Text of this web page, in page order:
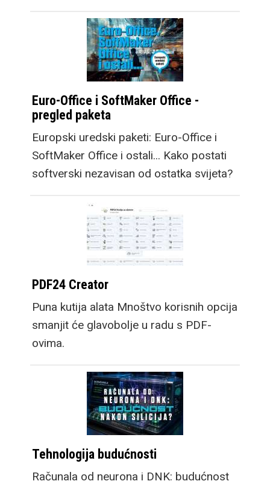
Euro-Office i SoftMaker Office -
pregled paketa
Europski uredski paketi: Euro-Office i
SoftMaker Office i ostali... Kako postati
softverski nezavisan od ostatka svijeta?
PDF24 Creator
Puna kutija alata Mnoštvo korisnih opcija
smanjit će glavobolje u radu s PDF-
ovima.
Tehnologija budućnosti
Računala od neurona i DNK: budućnost